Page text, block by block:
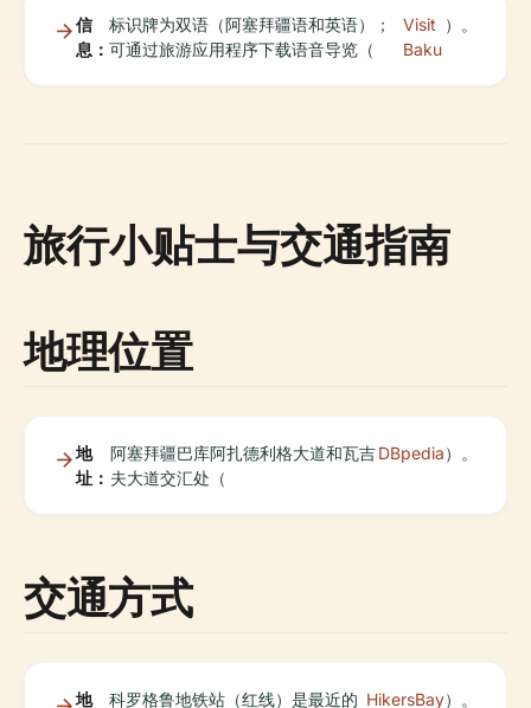
信
息：
标识牌为双语（阿塞拜疆语和英语）；
可通过旅游应用程序下载语音导览（
Visit
Baku
）。
旅行小贴士与交通指南
地理位置
地
址：
阿塞拜疆巴库阿扎德利格大道和瓦吉
夫大道交汇处（
DBpedia）。
交通方式
地 科罗格鲁地铁站（红线）是最近的 HikersBay）。